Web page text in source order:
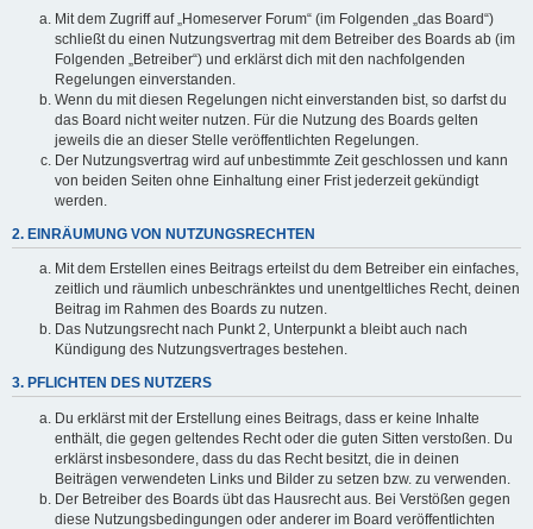
Mit dem Zugriff auf „Homeserver Forum“ (im Folgenden „das Board“)
schließt du einen Nutzungsvertrag mit dem Betreiber des Boards ab (im
Folgenden „Betreiber“) und erklärst dich mit den nachfolgenden
Regelungen einverstanden.
Wenn du mit diesen Regelungen nicht einverstanden bist, so darfst du
das Board nicht weiter nutzen. Für die Nutzung des Boards gelten
jeweils die an dieser Stelle veröffentlichten Regelungen.
Der Nutzungsvertrag wird auf unbestimmte Zeit geschlossen und kann
von beiden Seiten ohne Einhaltung einer Frist jederzeit gekündigt
werden.
2. EINRÄUMUNG VON NUTZUNGSRECHTEN
Mit dem Erstellen eines Beitrags erteilst du dem Betreiber ein einfaches,
zeitlich und räumlich unbeschränktes und unentgeltliches Recht, deinen
Beitrag im Rahmen des Boards zu nutzen.
Das Nutzungsrecht nach Punkt 2, Unterpunkt a bleibt auch nach
Kündigung des Nutzungsvertrages bestehen.
3. PFLICHTEN DES NUTZERS
Du erklärst mit der Erstellung eines Beitrags, dass er keine Inhalte
enthält, die gegen geltendes Recht oder die guten Sitten verstoßen. Du
erklärst insbesondere, dass du das Recht besitzt, die in deinen
Beiträgen verwendeten Links und Bilder zu setzen bzw. zu verwenden.
Der Betreiber des Boards übt das Hausrecht aus. Bei Verstößen gegen
diese Nutzungsbedingungen oder anderer im Board veröffentlichten